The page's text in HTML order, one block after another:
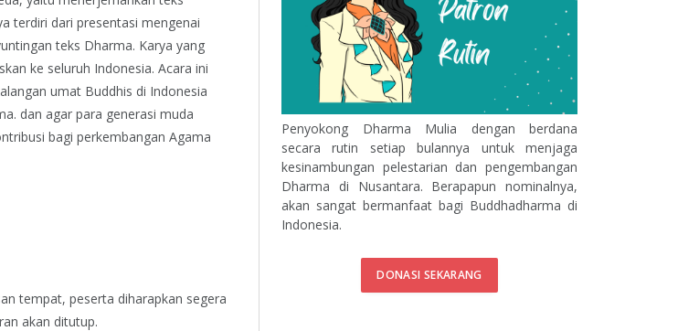
terdiri dari presentasi mengenai
teks Dharma. Karya yang
ke seluruh Indonesia. Acara ini
umat Buddhis di Indonesia
dan agar para generasi muda
bagi perkembangan Agama
tempat, peserta diharapkan segera
akan ditutup.
Penyokong Dharma Mulia dengan berdana
secara rutin setiap bulannya untuk menjaga
kesinambungan pelestarian dan pengembangan
Dharma di Nusantara. Berapapun nominalnya,
akan sangat bermanfaat bagi Buddhadharma di
Indonesia.
DONASI SEKARANG